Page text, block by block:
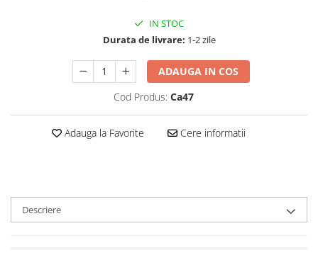
Colier / Pandantiv
Brățară de gleznă
Brățară
IN STOC
Durata de livrare: 1-2 zile
ADAUGA IN COS
Cod Produs: Ca47
Adauga la Favorite Cere informatii
Descriere